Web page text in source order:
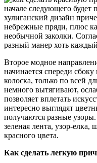
начале следующего будет
хулиганский дизайн
небрежные пряди, плюс
необычной заколки.
разный манер хоть
Второе модное
начинается спереди
колоска, только по всей
немного вытягивают,
позволяет вплетать
интересно выглядят
получаются разные
зеленая лента, узор-
красного цвета.
Как сделать легкую